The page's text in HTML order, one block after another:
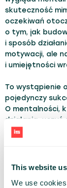
This website
We use
skuteczność
oczekiwań
o tym, jak
i sposób
motywacji, ale
i umiejętności
To wystąpienie
pojedynczy
O mentalności,
działania,
i rozwijać się
LEVEL: